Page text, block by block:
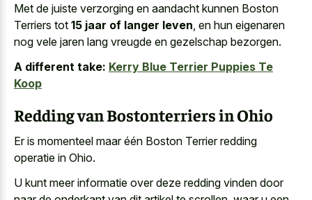
Met de juiste verzorging en aandacht kunnen Boston
Terriers tot 15 jaar of langer leven , en hun eigenaren
nog vele jaren lang vreugde en gezelschap bezorgen.
A different take: Kerry Blue Terrier Puppies Te
Koop
Redding van Bostonterriers in Ohio
Er is momenteel maar één Boston Terrier redding
operatie in Ohio.
U kunt meer informatie over deze redding vinden door